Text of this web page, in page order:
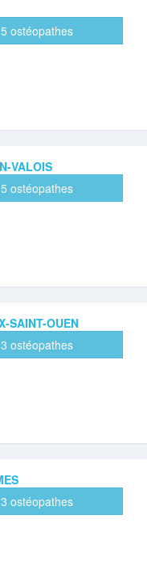
5 ostéopathes
VALOIS
5 ostéopathes
SAINT-OUEN
3 ostéopathes
3 ostéopathes